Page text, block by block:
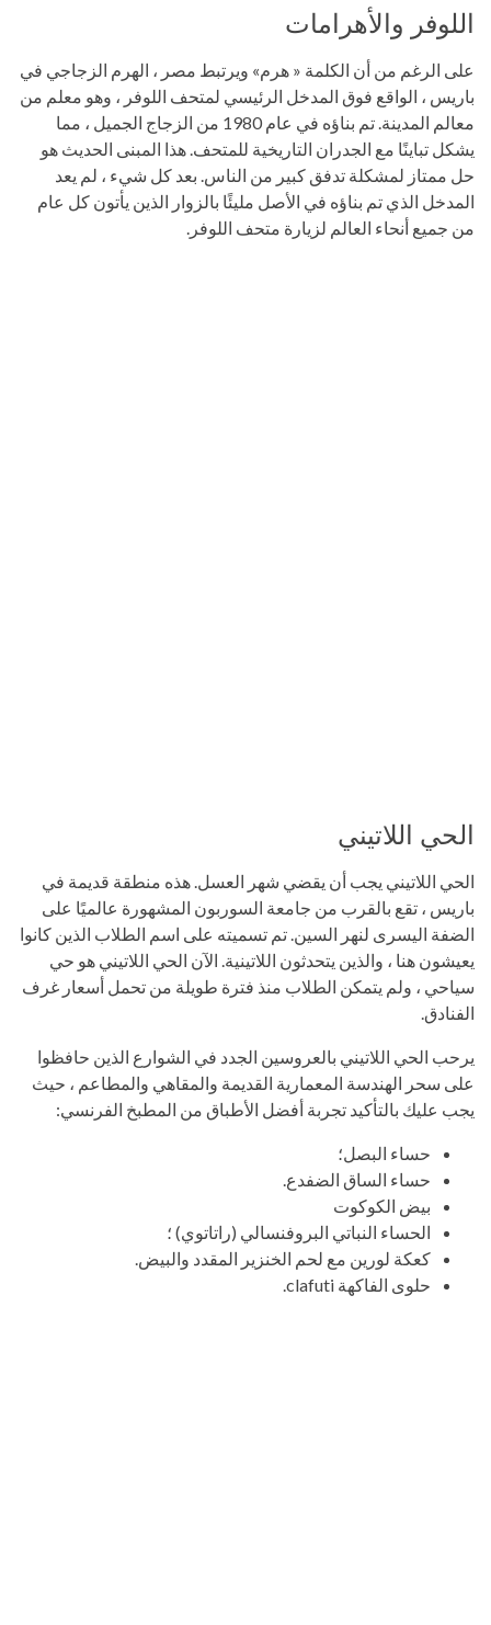
اللوفر والأهرامات
على الرغم من أن الكلمة « هرم» ويرتبط مصر ، الهرم الزجاجي في
باريس ، الواقع فوق المدخل الرئيسي لمتحف اللوفر ، وهو معلم من
معالم المدينة. تم بناؤه في عام 1980 من الزجاج الجميل ، مما
يشكل تباينًا مع الجدران التاريخية للمتحف. هذا المبنى الحديث هو
حل ممتاز لمشكلة تدفق كبير من الناس. بعد كل شيء ، لم يعد
المدخل الذي تم بناؤه في الأصل مليئًا بالزوار الذين يأتون كل عام
من جميع أنحاء العالم لزيارة متحف اللوفر.
الحي اللاتيني
الحي اللاتيني يجب أن يقضي شهر العسل. هذه منطقة قديمة في
باريس ، تقع بالقرب من جامعة السوربون المشهورة عالميًا على
الضفة اليسرى لنهر السين. تم تسميته على اسم الطلاب الذين كانوا
يعيشون هنا ، والذين يتحدثون اللاتينية. الآن الحي اللاتيني هو حي
سياحي ، ولم يتمكن الطلاب منذ فترة طويلة من تحمل أسعار غرف
الفنادق.
يرحب الحي اللاتيني بالعروسين الجدد في الشوارع الذين حافظوا
على سحر الهندسة المعمارية القديمة والمقاهي والمطاعم ، حيث
يجب عليك بالتأكيد تجربة أفضل الأطباق من المطبخ الفرنسي:
حساء البصل؛
حساء الساق الضفدع.
بيض الكوكوت
الحساء النباتي البروفنسالي (راتاتوي) ؛
كعكة لورين مع لحم الخنزير المقدد والبيض.
حلوى الفاكهة clafuti.